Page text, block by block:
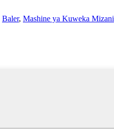
Baler, Mashine ya Kuweka Mizani